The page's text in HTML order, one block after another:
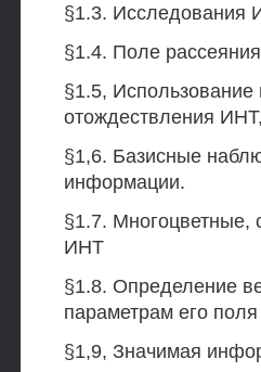
§1.3. Исследования
§1.4. Поле
§1.5, Использование
отождествления
§1,6. Базисные
информации.
§1.7. Многоцветные,
ИНТ
§1.8. Определение
параметрам его
§1,9, Значимая